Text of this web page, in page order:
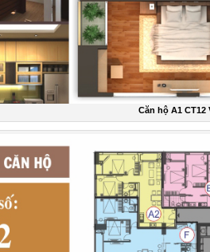
Căn hộ A1 CT12